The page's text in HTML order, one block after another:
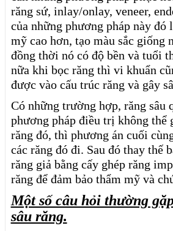
răng sứ, inlay/onlay, veneer,
của những phương pháp này đó
mỹ cao hơn, tạo màu sắc giống
đồng thời nó có độ bền và tuổi
nữa khi bọc răng thì vi khuẩn
được vào cấu trúc răng và gây
Có những trường hợp, răng sâu
phương pháp điều trị không thể
răng đó, thì phương án cuối
các răng đó đi. Sau đó thay thế
răng giả bằng cấy ghép răng
răng để đảm bảo thẩm mỹ và
Một số câu hỏi thường
sâu răng.